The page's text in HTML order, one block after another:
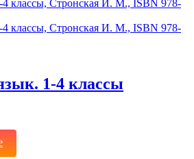
1-4 классы